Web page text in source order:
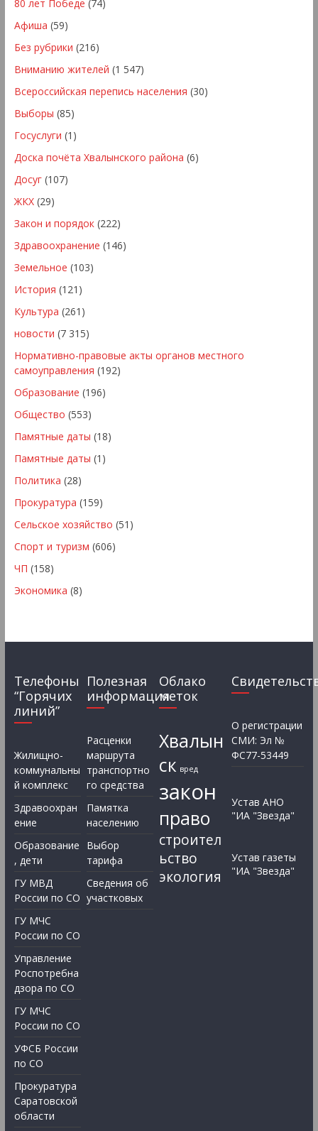
80 лет Победе (74)
Афиша (59)
Без рубрики (216)
Вниманию жителей (1 547)
Всероссийская перепись населения (30)
Выборы (85)
Госуслуги (1)
Доска почёта Хвалынского района (6)
Досуг(107)
ЖКХ(29)
Закон и порядок(222)
Здравоохранение (146)
Земельное (103)
История (121)
Культура (261)
новости (7 315)
Нормативно-правовые акты органов местного
самоуправления (192)
Образование (196)
Общество (553)
Памятные даты (18)
Памятные даты (1)
Политика (28)
Прокуратура (159)
Сельское хозяйство (51)
Спорт и туризм (606)
ЧП (158)
Экономика (8)
Телефоны
“Горячих
линий”
Жилищно-
коммунальны
й комплекс
Здравоохран
ение
Образование
, дети
ГУ МВД
России по СО
ГУ МЧС
России по СО
Управление
Роспотребна
дзора по СО
ГУ МЧС
России по СО
УФСБ России
по СО
Прокуратура
Саратовской
области
Полезная
информация
Расценки
маршрута
транспортно
го средства
Памятка
населению
Выбор
тарифа
Сведения об
участковых
Облако
меток
Хвалын
ск вред
закон
право
строител
ьство
экология
О регистрации
СМИ: Эл №
ФС77-53449
Устав АНО
"ИА "Звезда"
Устав газеты
"ИА "Звезда"